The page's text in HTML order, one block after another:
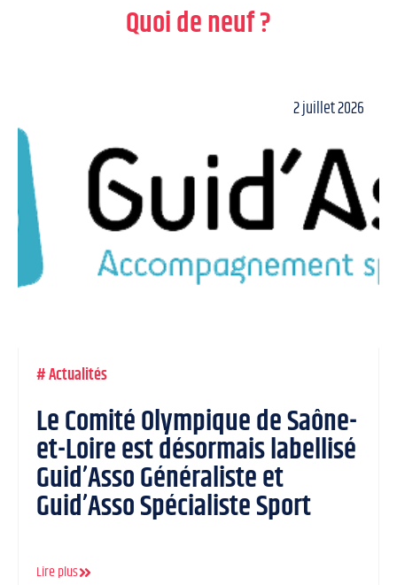
Quoi de neuf ?
2 juillet 2026
#Actualités
Le Comité Olympique de Saône-
et-Loire est désormais labellisé
Guid’Asso Généraliste et
Guid’Asso Spécialiste Sport
Lire plus